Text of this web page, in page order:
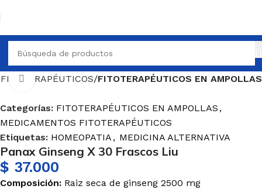
FITOTERAPÉUTICOS EN AMPOLLAS
Haga Click para agrandar
Categorías: FITOTERAPÉUTICOS EN AMPOLLAS ,
MEDICAMENTOS FITOTERAPÉUTICOS
Etiquetas: HOMEOPATIA , MEDICINA ALTERNATIVA
Panax Ginseng X 30 Frascos Liu
$ 37.000
Composición: Raiz seca de ginseng 2500 mg